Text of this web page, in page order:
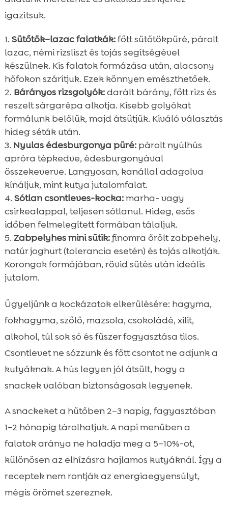
igazítsuk.
Sütőtök–lazac falatkák:főtt sütőtökpüré, párolt
lazac, némi rizsliszt és tojás segítségével
készülnek. Kis falatok formázása után, alacsony
hőfokon szárítjuk. Ezek könnyen emészthetőek.
Bárányos rizsgolyók:darált bárány, főtt rizs és
reszelt sárgarépa alkotja. Kisebb golyókat
formálunk belőlük, majd átsütjük. Kiváló választás
hideg séták után.
Nyulas édesburgonya püré:párolt nyúlhús
apróra tépkedve, édesburgonyával
összekeverve. Langyosan, kanállal adagolva
kínáljuk, mint kutya jutalomfalat.
Sótlan csontleves-kocka:marha- vagy
csirkealappal, teljesen sótlanul. Hideg, esős
időben felmelegített formában tálaljuk.
Zabpelyhes mini sütik:finomra őrölt zabpehely,
natúr joghurt (tolerancia esetén) és tojás alkotják.
Korongok formájában, rövid sütés után ideális
jutalom.
Ügyeljünk a kockázatok elkerülésére: hagyma,
fokhagyma, szőlő, mazsola, csokoládé, xilit,
alkohol, túl sok só és fűszer fogyasztása tilos.
Csontlevet ne sózzunk és főtt csontot ne adjunk a
kutyáknak. A hús legyen jól átsült, hogy a
snackek valóban biztonságosak legyenek.
A snackeket a hűtőben 2–3 napig, fagyasztóban
1–2 hónapig tárolhatjuk. A napi menüben a
falatok aránya ne haladja meg a 5–10%-ot,
különösen az elhízásra hajlamos kutyáknál. Így a
receptek nem rontják az energiaegyensúlyt,
mégis örömet szereznek.